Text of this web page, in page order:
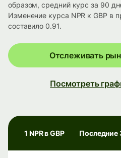
образом, средний курс за 90
Изменение курса NPR к GBP в
составило 0.91.
Отслеживать
Посмотреть
1 NPR в GBP Последние